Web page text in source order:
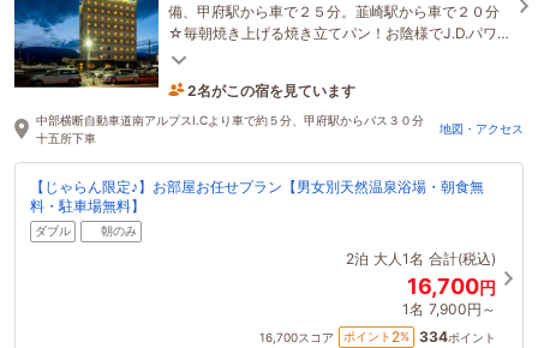
備、甲府駅から車で２５分。韮崎駅から車で２０分
☆毎朝焼き上げる焼き立てパン！お陰様でJ.D.パワー
宿泊客満足度11年連続No.1＆JCSI顧客満足度No.1受
2名がこの宿を見ています
44分前に予約されました
中部横断自動車道南アルプスI.Cより車で約５分、甲府駅からバス３０分
十五所下車
地図・アクセス
【じゃらん限定♪】お部屋お任せプラン【男女別天然温泉浴場・朝食無
料・駐車場無料】
ダブル 朝のみ
2泊 大人1名 合計(税込)
16,700円
1名 7,900円～
16,700スコア ポイント 2% 334ポイント